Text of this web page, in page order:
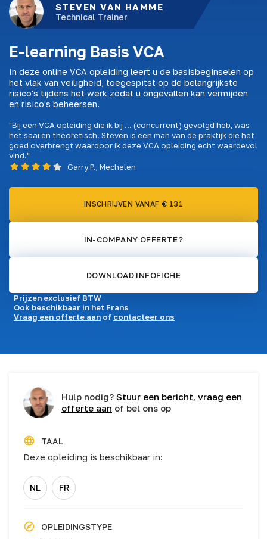
STEVEN VAN HAMME
Technical Trainer
E-learning Basis VCA
In deze online VCA opleiding leert u de basisbeginselen op
het vlak van veiligheid, toegespitst op de belangrijkste
risico's tijdens het werk zodat u ongevallen kan vermijden
en risico's beheersen.
"Bij een VCA opleiding die ik bij ... (concurrent) gevolgd heb, was
het saai en theoretisch. Steven is een man van de praktijk die het
goed overbrengt waardoor ik deze VCA opleiding echt waardevol
vind."
Garry P., Mechelen
INSCHRIJVEN VANAF € 131
IN-COMPANY OFFERTE?
DOWNLOAD INFOFICHE
Prijzen exclusief BTW
Ook beschikbaar in het Frans
Vraag een offerte aan of contacteer ons
Hulp nodig? Stuur een bericht, vraag een
offerte aan of bel ons op
TAAL
Deze opleiding is beschikbaar in:
NL FR
OPLEIDINGSTYPE